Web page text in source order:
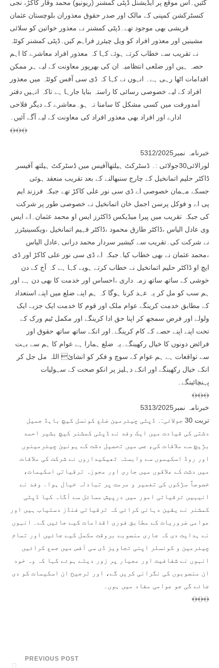
گئیں۔اس موقع پر ایڈیشنل ڈپٹی کمشنر (ریونیو) محمد وقار کاکڑ، نجی
کنسٹرکشن کمپنی کے مالک اور صدر حقوق معذوران بلوچستان عثمان
قریشی بھی موجود تھے۔ڈپٹی کمشنر نے معذور خواتین کو سلائی
مشینیں اور معذور افراد کو ویل چیئرز فراہم کیں۔ڈپٹی کمشنر کوئٹہ
نے تقریب سے خطاب کرتے ہوئے کہا کہ معذور افراد معاشرے کا اہم
حصہ ہیں اور ضلعی انتظامیہ ان کی بھرپور معاونت کے لیے ہر ممکن
اقدامات اٹھا رہی ہے۔ انہوں نے کہا کہ ڈی سی آفس کوئٹہ میں معذور
افراد کے لیے خصوصی رسائی کا راستہ بنایا جارہا ہے تاکہ انہیں دفتر
آمدورفت میں کسی مشکل کا سامنا نہ ہو۔معاشرے کے دیگر فلاحی
ادارے اور افراد بھی معذور افراد کی معاونت کے لیے آگے آئیں۔
﴾﴿﴾﴿﴾﴿
خبرنامہ نمبر5312/2025
لورالائی30جولائی :۔ ڈسٹرکٹ ہیلتھاآفیس میں ڈسٹرکٹ ہیلتھ آفیسر
ڈاکٹر حلیم اتمانخیل کے چارج سنبھالنے کے بعد تقریب منعقد ہوئی
جسکے مہمان خصوصی اے ڈی سی نور علی کاکڑ تھے جبکہ فرزند ایم
پی اے و فوکل پرسن اجمل خان اتمانخیل نے خصوصی طور پر شرکت
کی جبکہ تقریب میں پیرا میڈیکس ڈاکٹرز ایس او محمد عثمان۔اے ایس
وی عادل الیاس ،ڈاکٹر طارق محمود ،ڈاکٹر فہیم اتمانخیل ،ویکسینیٹرز
نے شرکت کی۔تقریب سے کیشیر سردار محمد درانی ,عادل الیاس
،محمد عثمان نے بھی خطاب کیا۔جبکہ اے ڈی سی نور علی کاکڑ اور ڈی
ایچ او ڈاکٹر حلیم اتمانخیل نے خطاب کرتے ہویے کہا ہے کہ آج کے دن
خوشی کے ساتھ ساتھ زمہ داری ،احساس اور خدمت کا بھی دن ہے اور
ہم سب کو مل کر یہ عہد کرنا ہوگا کہ ہم اپنے ضلع میں اپنے استعداد
کے مطابق خدمت کرینگے عوام ملک اور قوم کا خدمت ایک جزبے ایک
ولولے اور فرض سمجھ کر اپنا حق ادا کرینگے اور مکمل ٹیم ورک کے
تحت اپنے اپنے حصے کے کام کرینگے۔اور انکے ساتھ ساتھ حقوق اور
فرائض دونوں کا خیال رکھینگے۔یہ ضلع ہمارا ہے عوام کا ہم سے بہت
سے تواقعات ہے ہم عوام کے سوچ و فکر کو انشائ اللہ مل جل کر
انکے خیال رکھینگے اور انکے دہلیز پر انکو صحت کے سہولیات
پہنچائینگے۔
﴾﴿﴾﴿﴾﴿
خبرنامہ نمبر5313/2025
تربت 30 جولائی:۔ ڈپٹی چیئرمین ضلع کونسل کیچ باہڈ جمیل
دشتی کی قیادت میں ایک وفد نے ڈپٹی کمشنر کیچ بشیر احمد
بڑیچ سے ملاقات کی، جس میں تحصیل دشت کے یونین چیئرمینوں
اور روڈ اسکیموں سے وابستہ ٹھیکیداروں نے شرکت کی ملاقات
میں دشت کے علاقوں میں جاری اور مجوزہ ترقیاتی اسکیمات،
خصوصاً سڑکوں کی تعمیر و مرمت پر تبادلہ خیال ہوا۔ وفد نے
انیہیں ترقیاتی امور میں درپیش مسائل سے آگاہ کیا ڈپٹی
کمشنر نے یقین دہانی کرائی کہ ترقیاتی فنڈز دستیاب ہیں اور
عوامی ضروریات کے مطابق فوری اقدامات کیے جائیں گے۔ انہوں
نے ہدایت دی کہ جاری منصوبے بروقت مکمل کیے جائیں اور تمام
چیئرمین و کونسلر اپنی تجاویز ڈی سی آفس میں جمع کرائیں
انہوں نے شفافیت اور معیار پر زور دیتے ہوئے کہا کہ وہ خود
ان منصوبوں کی نگرانی کریں گے، اور ترجیح ان اسکیمات کو دی
جائے گی جو عوامی مفاد میں ہوں۔
﴾﴿﴾﴿﴾﴿
PREVIOUS POST